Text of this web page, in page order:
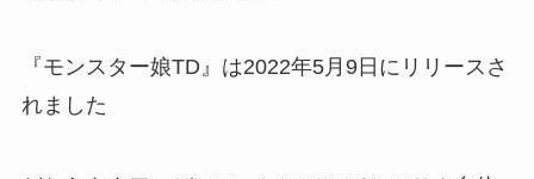
『モンスター娘TD』は2022年5月9日にリリースさ
れました